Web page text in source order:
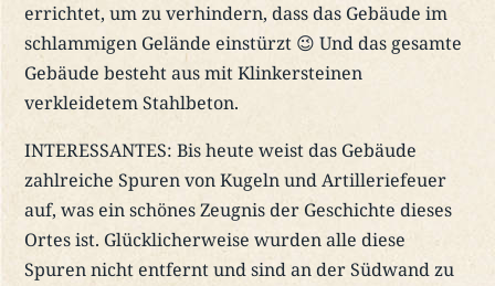
errichtet, um zu verhindern, dass das Gebäude im
schlammigen Gelände einstürzt 😉 Und das gesamte
Gebäude besteht aus mit Klinkersteinen
verkleidetem Stahlbeton.
INTERESSANTES: Bis heute weist das Gebäude
zahlreiche Spuren von Kugeln und Artilleriefeuer
auf, was ein schönes Zeugnis der Geschichte dieses
Ortes ist. Glücklicherweise wurden alle diese
Spuren nicht entfernt und sind an der Südwand zu